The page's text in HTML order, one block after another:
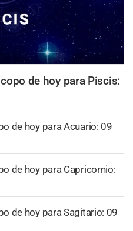
de hoy para Piscis:
de hoy para Acuario: 09
de hoy para Capricornio:
de hoy para Sagitario: 09